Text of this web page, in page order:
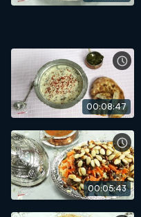
00:08:47
00:05:43